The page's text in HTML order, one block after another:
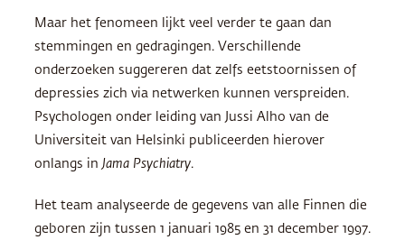
Maar het fenomeen lijkt veel verder te gaan dan
stemmingen en gedragingen. Verschillende
onderzoeken suggereren dat zelfs eetstoornissen of
depressies zich via netwerken kunnen verspreiden.
Psychologen onder leiding van Jussi Alho van de
Universiteit van Helsinki publiceerden hierover
onlangs in Jama Psychiatry.
Het team analyseerde de gegevens van alle Finnen die
geboren zijn tussen 1 januari 1985 en 31 december 1997.